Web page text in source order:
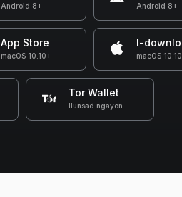
Android 8+ Android 8+
App Store
macOS 10.10+
I-
macOS
Tor Wallet
Ilunsad ngayon